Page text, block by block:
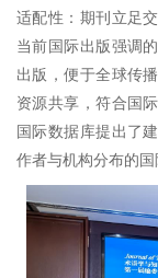
适配性：期刊立足
当前国际出版强调
出版，便于全球传
资源共享，符合国
国际数据库提出了
作者与机构分布的国